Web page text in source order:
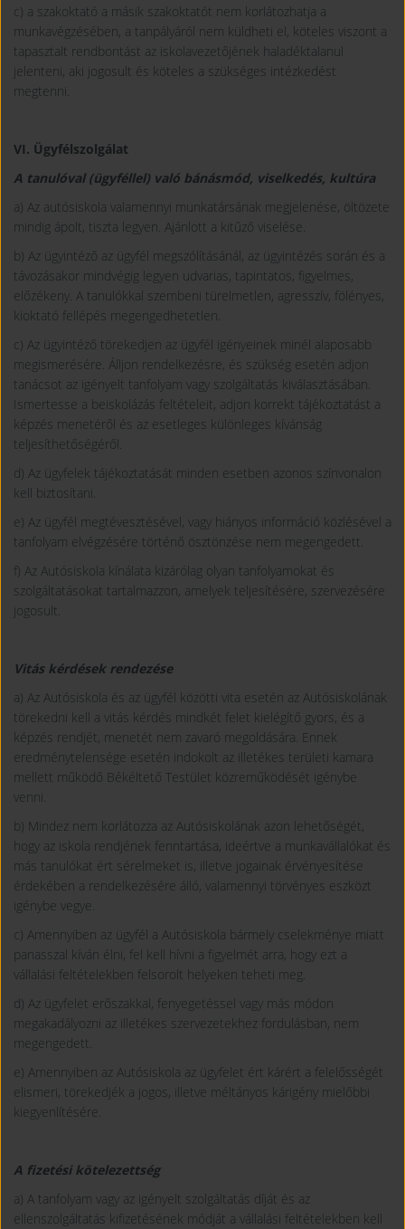
c) a szakoktató a másik szakoktatót nem korlátozhatja a
munkavégzésében, a tanpályáról nem küldheti el, köteles viszont a
tapasztalt rendbontást az iskolavezetőjének haladéktalanul
jelenteni, aki jogosult és köteles a szükséges intézkedést
megtenni.
VI. Ügyfélszolgálat
A tanulóval (ügyféllel) való bánásmód, viselkedés, kultúra
a) Az autósiskola valamennyi munkatársának megjelenése, öltözete
mindig ápolt, tiszta legyen. Ajánlott a kitűző viselése.
b) Az ügyintéző az ügyfél megszólításánál, az ügyintézés során és a
távozásakor mindvégig legyen udvarias, tapintatos, figyelmes,
előzékeny. A tanulókkal szembeni türelmetlen, agresszív, fölényes,
kioktató fellépés megengedhetetlen.
c) Az ügyintéző törekedjen az ügyfél igényeinek minél alaposabb
megismerésére. Álljon rendelkezésre, és szükség esetén adjon
tanácsot az igényelt tanfolyam vagy szolgáltatás kiválasztásában.
Ismertesse a beiskolázás feltételeit, adjon korrekt tájékoztatást a
képzés menetéről és az esetleges különleges kívánság
teljesíthetőségéről.
d) Az ügyfelek tájékoztatását minden esetben azonos színvonalon
kell biztosítani.
e) Az ügyfél megtévesztésével, vagy hiányos információ közlésével a
tanfolyam elvégzésére történő ösztönzése nem megengedett.
f) Az Autósiskola kínálata kizárólag olyan tanfolyamokat és
szolgáltatásokat tartalmazzon, amelyek teljesítésére, szervezésére
jogosult.
Vitás kérdések rendezése
a) Az Autósiskola és az ügyfél közötti vita esetén az Autósiskolának
törekedni kell a vitás kérdés mindkét felet kielégítő gyors, és a
képzés rendjét, menetét nem zavaró megoldására. Ennek
eredménytelensége esetén indokolt az illetékes területi kamara
mellett működő Békéltető Testület közreműködését igénybe
venni.
b) Mindez nem korlátozza az Autósiskolának azon lehetőségét,
hogy az iskola rendjének fenntartása, ideértve a munkavállalókat és
más tanulókat ért sérelmeket is, illetve jogainak érvényesítése
érdekében a rendelkezésére álló, valamennyi törvényes eszközt
igénybe vegye.
c) Amennyiben az ügyfél a Autósiskola bármely cselekménye miatt
panasszal kíván élni, fel kell hívni a figyelmét arra, hogy ezt a
vállalási feltételekben felsorolt helyeken teheti meg.
d) Az ügyfelet erőszakkal, fenyegetéssel vagy más módon
megakadályozni az illetékes szervezetekhez fordulásban, nem
megengedett.
e) Amennyiben az Autósiskola az ügyfelet ért kárért a felelősségét
elismeri, törekedjék a jogos, illetve méltányos kárigény mielőbbi
kiegyenlítésére.
A fizetési kötelezettség
a) A tanfolyam vagy az igényelt szolgáltatás díját és az
ellenszolgáltatás kifizetésének módját a vállalási feltételekben kell